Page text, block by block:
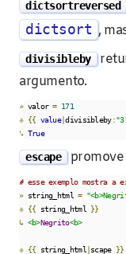
dictsortreversed
dictsort ,
divisibleby
argumento.
» valor = 171
⎀ {{ value|divisibleby:
↳ True
escape promove
# esse exemplo mostra a
» string_html =
⎀ {{ string_html }}
↳ <b>Negrito<b>
⎀ {{ string_html |scape }}